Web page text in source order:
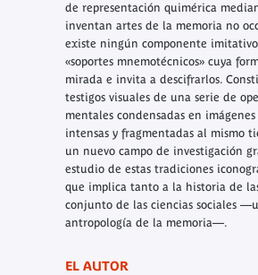
de representación quimérica
inventan artes de la memoria no
existe ningún componente
«soportes mnemotécnicos» cuya
mirada e invita a descifrarlos.
testigos visuales de una serie de
mentales condensadas en imágenes
intensas y fragmentadas al mismo
un nuevo campo de investigación
estudio de estas tradiciones
que implica tanto a la historia de
conjunto de las ciencias sociales
antropología de la memoria—.
EL AUTOR